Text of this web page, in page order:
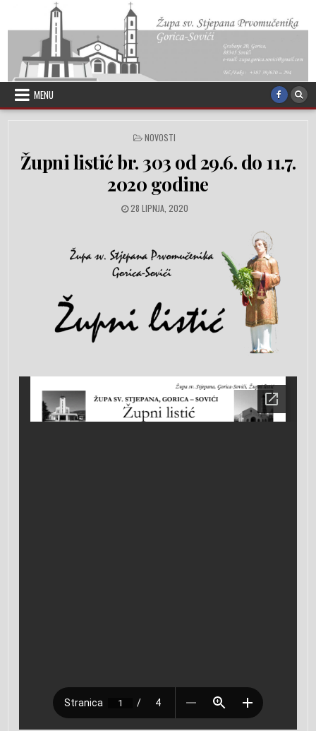
Skip to content
MENU
POSTED IN
NOVOSTI
Župni listić br. 303 od 29.6. do 11.7.
2020 godine
PUBLISHED DATE:
28 LIPNJA, 2020